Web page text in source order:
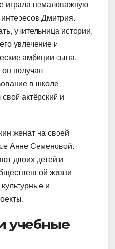
играла немаловажную
Дмитрия.
учительница истории,
увлечение и
амбиции сына.
он получал
в школе
свой актёрский и
женат на своей
Анне Семеновой.
двоих детей и
жизни
и
учебные